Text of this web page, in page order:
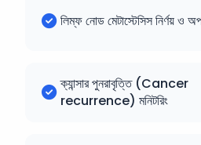
লিম্ফ নোড মেটাস্টেসিস নির্ণয় ও
ক্যান্সার পুনরাবৃত্তি (Cancer
recurrence) মনিটরিং